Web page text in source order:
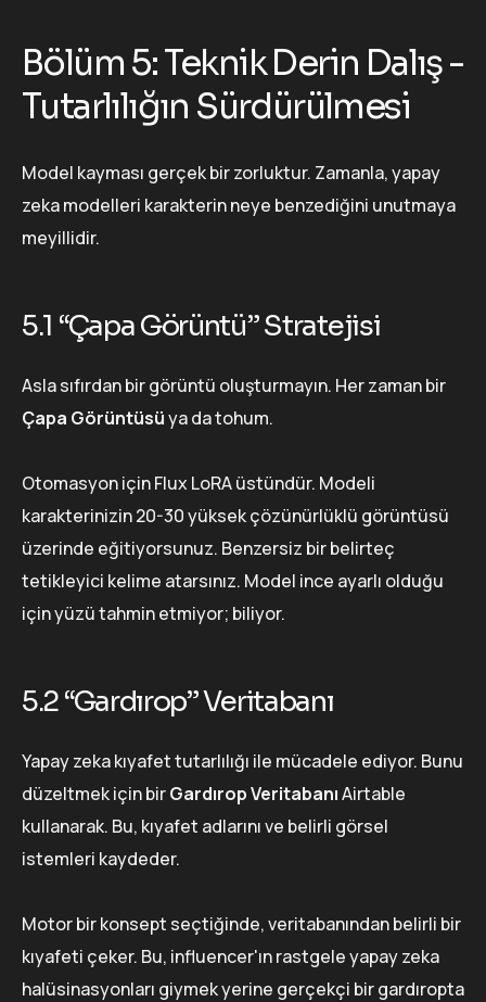
Bölüm 5: Teknik Derin Dalış -
Tutarlılığın Sürdürülmesi
Model kayması gerçek bir zorluktur. Zamanla, yapay
zeka modelleri karakterin neye benzediğini unutmaya
meyillidir.
5.1 “Çapa Görüntü” Stratejisi
Asla sıfırdan bir görüntü oluşturmayın. Her zaman bir
Çapa Görüntüsüya da tohum.
Otomasyon için Flux LoRA üstündür. Modeli
karakterinizin 20-30 yüksek çözünürlüklü görüntüsü
üzerinde eğitiyorsunuz. Benzersiz bir belirteç
tetikleyici kelime atarsınız. Model ince ayarlı olduğu
için yüzü tahmin etmiyor; biliyor.
5.2 “Gardırop” Veritabanı
Yapay zeka kıyafet tutarlılığı ile mücadele ediyor. Bunu
düzeltmek için birGardırop VeritabanıAirtable
kullanarak. Bu, kıyafet adlarını ve belirli görsel
istemleri kaydeder.
Motor bir konsept seçtiğinde, veritabanından belirli bir
kıyafeti çeker. Bu, influencer'ın rastgele yapay zeka
halüsinasyonları giymek yerine gerçekçi bir gardıropta